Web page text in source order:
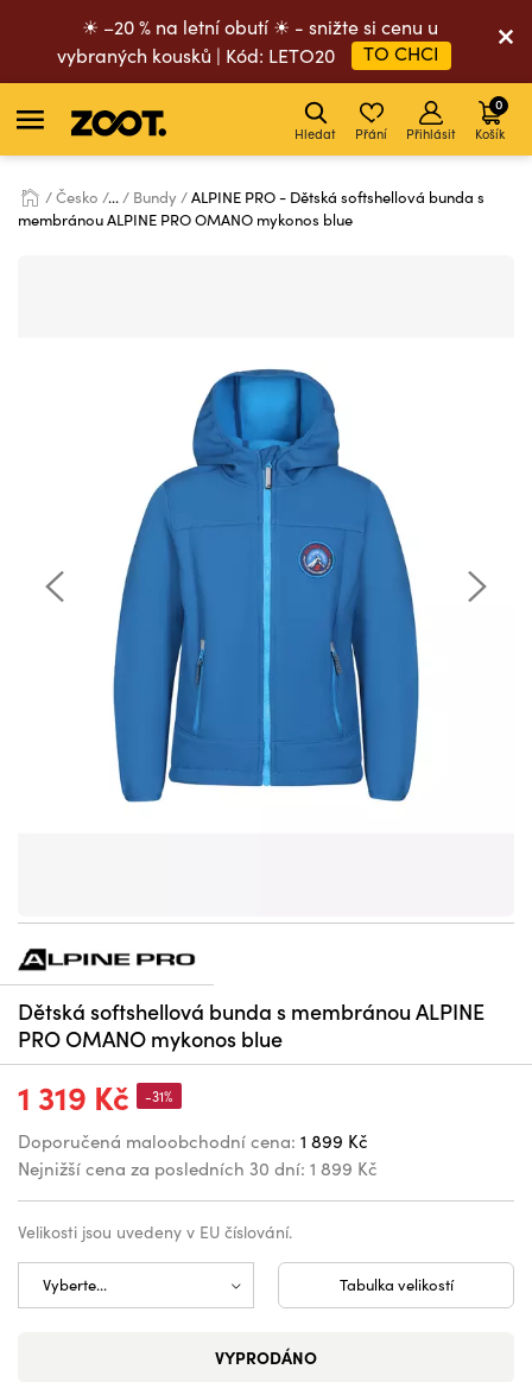
☀ –20 % na letní obutí ☀ - snižte si cenu u
vybraných kousků | Kód: LETO20
TO CHCI
Hledat Přání Přihlásit Košík
0
Česko ... Bundy
ALPINE PRO - Dětská softshellová bunda s
membránou ALPINE PRO OMANO mykonos blue
Dětská softshellová bunda s membránou ALPINE
PRO OMANO mykonos blue
1 319 Kč -31%
Doporučená maloobchodní cena: 1 899 Kč
Nejnižší cena za posledních 30 dní: 1 899 Kč
Velikosti jsou uvedeny v EU číslování.
Tabulka velikostí
VYPRODÁNO